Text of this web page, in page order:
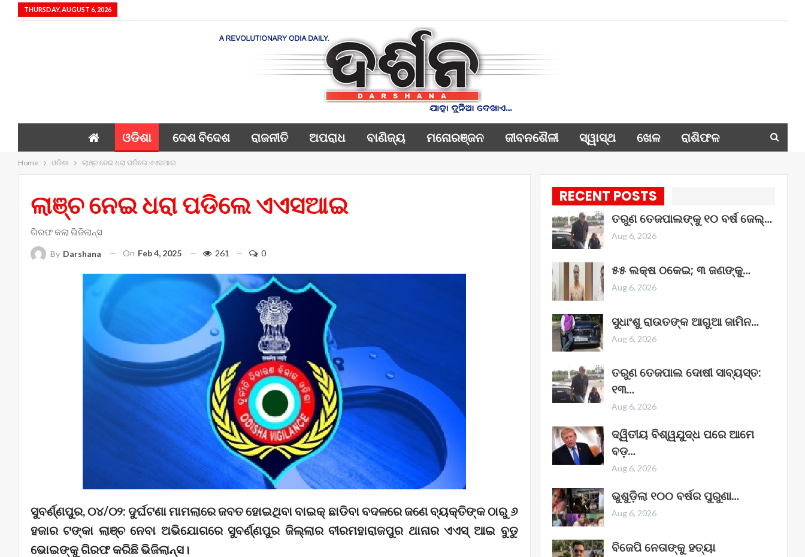
THURSDAY, AUGUST 6, 2026
ଓଡିଶା ଦେଶ ବିଦେଶ ରାଜନୀତି ଅପରାଧ ବାଣିଜ୍ୟ ମନୋରଞ୍ଜନ ଜୀବନଶୈଳୀ ସ୍ୱାସ୍ଥ ଖେଳ ରାଶିଫଳ
Home ଓଡିଶା ଲାଞ୍ଚ ନେଇ ଧରା ପଡିଲେ ଏଏସଆଇ
ଲାଞ୍ଚ ନେଇ ଧରା ପଡିଲେ ଏଏସଆଇ
ଗିରଫ କଲା ଭିଜିଲାନ୍ସ
By Darshana On Feb 4, 2025 261 0
ସୁବର୍ଣ୍ଣପୁର, ୦୪/୦୨: ଦୁର୍ଘଟଣା ମାମଲାରେ ଜବତ ହୋଇଥିବା ବାଇକ୍ ଛାଡିବା ବଦଳରେ ଜଣେ ବ୍ୟକ୍ତିଙ୍କ ଠାରୁ ୬
ହଜାର ଟଙ୍କା ଲାଞ୍ଚ ନେବା ଅଭିଯୋଗରେ ସୁବର୍ଣ୍ଣପୁର ଜିଲ୍ଲାର ବୀରମହାରାଜପୁର ଥାନାର ଏଏସ୍ ଆଇ ବୁଡୁ
ଭୋଇଙ୍କୁ ଗିରଫ କରିଛି ଭିଜିଲାନ୍ସ।
RECENT POSTS
ତରୁଣ ତେଜପାଲଙ୍କୁ ୧୦ ବର୍ଷ ଜେଲ୍‌…
Aug 6, 2026
୫୫ ଲକ୍ଷ ଠକେଇ; ୩ ଜଣଙ୍କୁ…
Aug 6, 2026
ସୁଧାଂଶୁ ରାଉତଙ୍କ ଆଗୁଆ ଜାମିନ…
Aug 6, 2026
ତରୁଣ ତେଜପାଲ ଦୋଷୀ ସାବ୍ୟସ୍ତ:
୧୩…
Aug 6, 2026
ଦ୍ୱିତୀୟ ବିଶ୍ୱଯୁଦ୍ଧ ପରେ ଆମେ
ବଡ଼…
Aug 6, 2026
ଭୁଶୁଡ଼ିଲା ୧୦୦ ବର୍ଷର ପୁରୁଣା…
Aug 6, 2026
ବିଜେପି ନେତାଙ୍କୁ ହତ୍ୟା